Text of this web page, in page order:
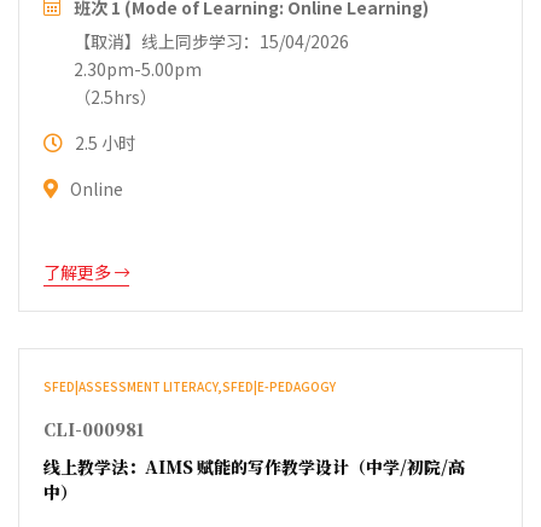
班次 1 (Mode of Learning: Online Learning)
【取消】线上同步学习：15/04/2026
2.30pm-5.00pm
（2.5hrs）
2.5 小时
Online
了解更多
SFED|ASSESSMENT LITERACY,SFED|E-PEDAGOGY
CLI-000981
线上教学法：AIMS 赋能的写作教学设计（中学/初院/高
中）